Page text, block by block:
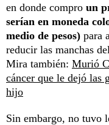
en donde compro un
serían en moneda
medio de pesos) para
reducir las manchas
Mira también: Murió
cáncer que le dejó las
hijo
Sin embargo, no tuvo